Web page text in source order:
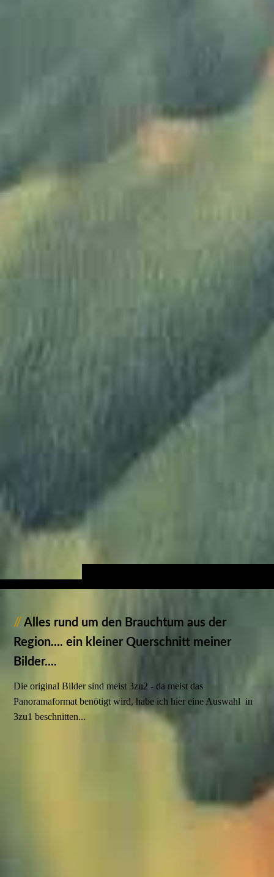
// Alles rund um den Brauchtum aus der
Region.... ein kleiner Querschnitt meiner
Bilder....
Die original Bilder sind meist 3zu2 - da meist das
Panoramaformat benötigt wird, habe ich hier eine Auswahl in
3zu1 beschnitten...